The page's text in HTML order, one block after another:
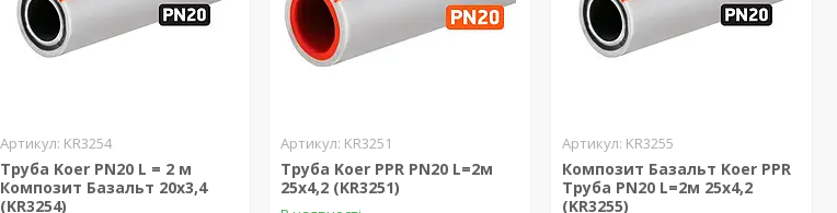
KR3254
Труба Koer PN20 L = 2 м
Композит Базальт 20х3,4
(KR3254)
KR3251
Труба Koer PPR PN20 L=2м
25х4,2 (KR3251)
KR3255
Композит Базальт Koer PPR
Труба PN20 L=2м 25х4,2
(KR3255)